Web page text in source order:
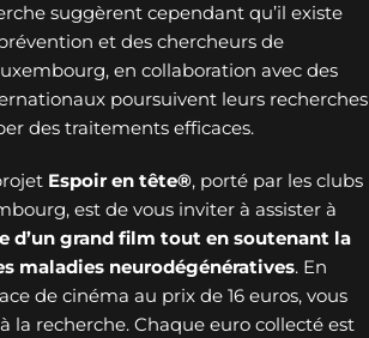
suggèrent cependant qu’il existe
et des chercheurs de
en collaboration avec des
poursuivent leurs recherches
des traitements efficaces.
Espoir en tête®, porté par les clubs
est de vous inviter à assister à
d’un grand film tout en soutenant la
maladies neurodégénératives. En
de cinéma au prix de 16 euros, vous
la recherche. Chaque euro collecté est